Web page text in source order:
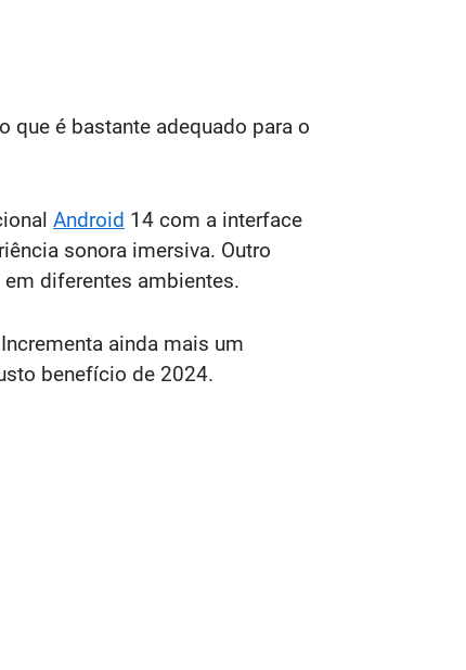
que é bastante adequado para o
Android 14 com a interface
sonora imersiva. Outro
diferentes ambientes.
ainda mais um
benefício de 2024.